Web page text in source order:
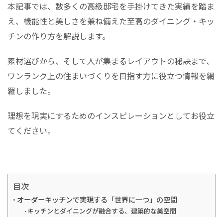
本記事では、数多くの高級邸宅を手掛けてきた実績を踏ま
え、機能性と美しさを兼ね備えた至高のダイニング・キッ
チンの作り方を解説します。
素材選びから、そして人が集まるレイアウトの秘訣まで、
ワンランク上の住まいづくりを目指す方に役立つ情報を網
羅しました。
理想を現実にするためのインスピレーションとしてお役立
てください。
目次
オーダーキッチンで実現する「世界に一つ」の空間
キッチンとダイニングが融合する、建築的な美空間